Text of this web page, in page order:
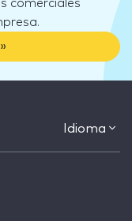
comerciales
Idioma